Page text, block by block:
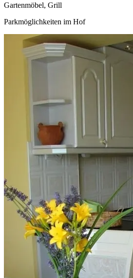
Gartenmöbel, Grill
Parkmöglichkeiten im Hof